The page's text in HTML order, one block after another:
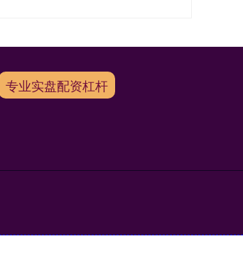
专业实盘配资杠杆